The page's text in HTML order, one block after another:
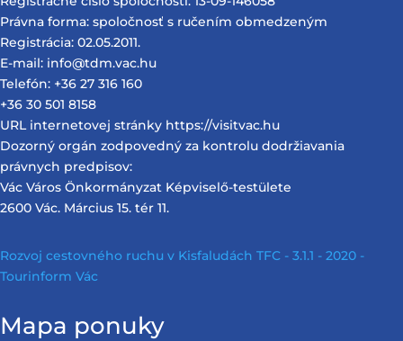
Právna forma: spoločnosť s ručením obmedzeným
Registrácia: 02.05.2011.
E-mail: info@tdm.vac.hu
Telefón: +36 27 316 160
+36 30 501 8158
URL internetovej stránky https://visitvac.hu
Dozorný orgán zodpovedný za kontrolu dodržiavania
právnych predpisov:
Vác Város Önkormányzat Képviselő-testülete
2600 Vác. Március 15. tér 11.
Rozvoj cestovného ruchu v Kisfaludách TFC - 3.1.1 - 2020 -
Tourinform Vác
Mapa ponuky